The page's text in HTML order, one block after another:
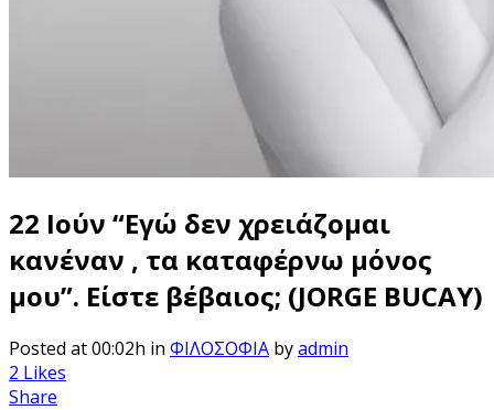
22 Ιούν “Εγώ δεν χρειάζομαι
κανέναν , τα καταφέρνω μόνος
μου”. Είστε βέβαιος; (JORGE BUCAY)
Posted at 00:02h in ΦΙΛΟΣΟΦΙΑ byadmin
2 Likes
Share